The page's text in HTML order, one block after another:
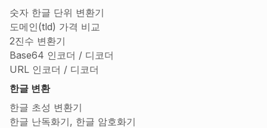
숫자 한글 단위 변환기
도메인(tld) 가격 비교
2진수 변환기
Base64 인코더 / 디코더
URL 인코더 / 디코더
한글 변환
한글 초성 변환기
한글 난독화기, 한글 암호화기